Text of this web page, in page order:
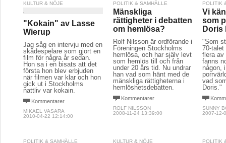
KULTUR & NÖJE
"Kokain" av Lasse
Wierup
Jag såg en intervju med en
skådespelare som gjort en
film för några år sedan.
Hon sa i en bisats att det
första hon blev erbjuden
när filmen var klar och hon
gick ut i Stockholms
nattliv var kokain.
Kommentarer
MIKAEL VASARA
2010-04-22 12:14:00
POLITIK & SAMHÄLLE
Mänskliga
rättigheter i debatten
om hemlösa?
Rolf Nilsson är ordförande i
Föreningen Stockholms
hemlösa, och har själv levt
som hemlös till och från
under 20 års tid. Nu undrar
han vad som hänt med de
mänskliga rättigheterna i
hemlöshetsdebatten.
Kommentarer
ROLF NILSSON
2008-11-24 13:39:00
POLITIK
Vi
som
Doris
"Som
70-talet
flera av
fanns
någon,
vad
Doris."
SUNNY
2007-12-
POLITIK & SAMHÄLLE KULTUR & NÖJE POLITIK